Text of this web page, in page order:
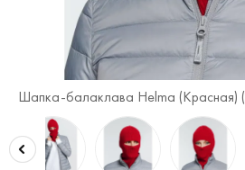
Шапка-балаклава Helma (Красная) (